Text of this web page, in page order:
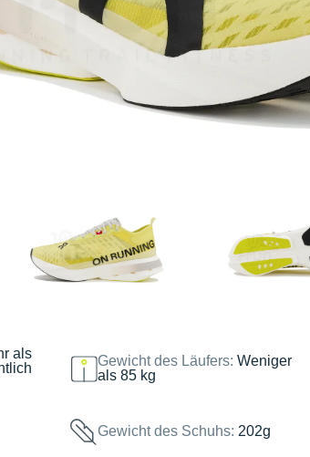
als
Gewicht des Läufers:Weniger
als 85 kg
Gewicht des Schuhs: 202g